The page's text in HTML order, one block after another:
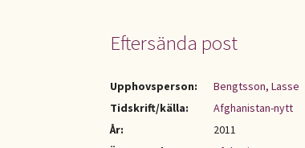
Eftersända post
Upphovsperson:
Bengtsson, Lasse
Tidskrift/källa:
Afghanistan-nytt
År:
2011